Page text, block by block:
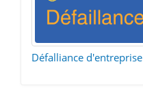
Défalliance d'entreprise